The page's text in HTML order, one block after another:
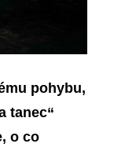
pohybu,
tanec“
o co